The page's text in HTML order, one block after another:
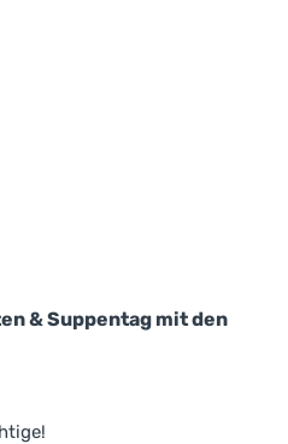
& Suppentag mit den